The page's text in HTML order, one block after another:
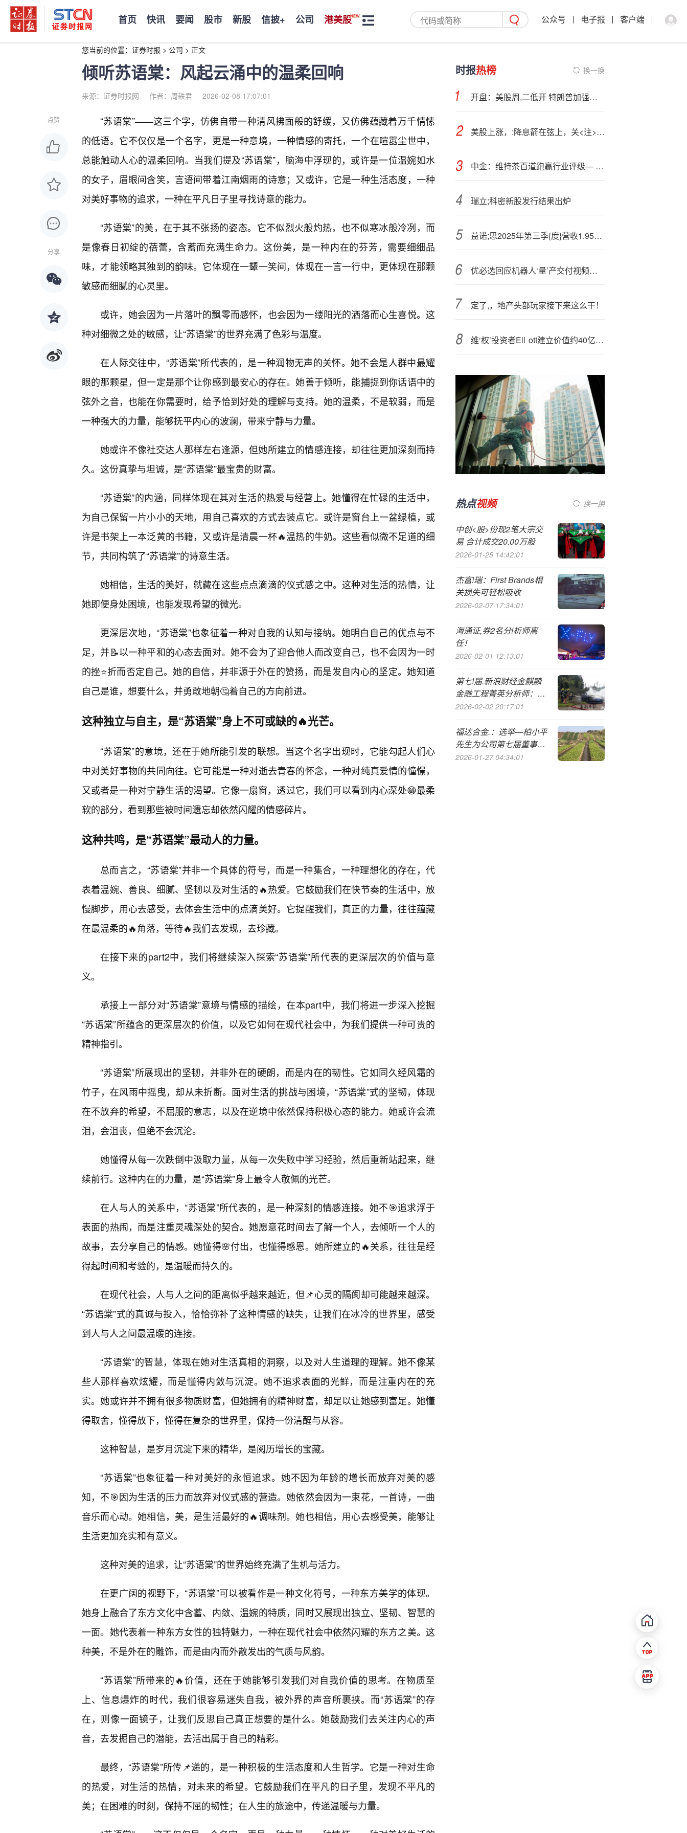
首页 快讯 要闻 股市 新股 信披+ 公司 港美股 公众号 电子报 客户端
您当前的位置： 证券时报 > 公司 > 正文
倾听苏语棠：风起云涌中的温柔回响
来源：证券时报网 作者：周轶君 2026-02-08 17:07:01
点赞
分享
“苏语棠”——这三个字，仿佛自带一种清风拂面般的舒缓，又仿佛蕴藏着万千情愫
的低语。它不仅仅是一个名字，更是一种意境，一种情感的寄托，一个在喧嚣尘世中，
总能触动人心的温柔回响。当我们提及“苏语棠”，脑海中浮现的，或许是一位温婉如水
的女子，眉眼间含笑，言语间带着江南烟雨的诗意；又或许，它是一种生活态度，一种
对美好事物的追求，一种在平凡日子里寻找诗意的能力。
“苏语棠”的美，在于其不张扬的姿态。它不似烈火般灼热，也不似寒冰般冷冽，而
是像春日初绽的蓓蕾，含蓄而充满生命力。这份美，是一种内在的芬芳，需要细细品
味，才能领略其独到的韵味。它体现在一颦一笑间，体现在一言一行中，更体现在那颗
敏感而细腻的心灵里。
或许，她会因为一片落叶的飘零而感怀，也会因为一缕阳光的洒落而心生喜悦。这
种对细微之处的敏感，让“苏语棠”的世界充满了色彩与温度。
在人际交往中，“苏语棠”所代表的，是一种润物无声的关怀。她不会是人群中最耀
眼的那颗星，但一定是那个让你感到最安心的存在。她善于倾听，能捕捉到你话语中的
弦外之音，也能在你需要时，给予恰到好处的理解与支持。她的温柔，不是软弱，而是
一种强大的力量，能够抚平内心的波澜，带来宁静与力量。
她或许不像社交达人那样左右逢源，但她所建立的情感连接，却往往更加深刻而持
久。这份真挚与坦诚，是“苏语棠”最宝贵的财富。
“苏语棠”的内涵，同样体现在其对生活的热爱与经营上。她懂得在忙碌的生活中，
为自己保留一片小小的天地，用自己喜欢的方式去装点它。或许是窗台上一盆绿植，或
许是书架上一本泛黄的书籍，又或许是清晨一杯🔥温热的牛奶。这些看似微不足道的细
节，共同构筑了“苏语棠”的诗意生活。
她相信，生活的美好，就藏在这些点点滴滴的仪式感之中。这种对生活的热情，让
她即便身处困境，也能发现希望的微光。
更深层次地，“苏语棠”也象征着一种对自我的认知与接纳。她明白自己的优点与不
足，并📝以一种平和的心态去面对。她不会为了迎合他人而改变自己，也不会因为一时
的挫⭐折而否定自己。她的自信，并非源于外在的赞扬，而是发自内心的坚定。她知道
自己是谁，想要什么，并勇敢地朝🤔着自己的方向前进。
这种独立与自主，是“苏语棠”身上不可或缺的🔥光芒。
“苏语棠”的意境，还在于她所能引发的联想。当这个名字出现时，它能勾起人们心
中对美好事物的共同向往。它可能是一种对逝去青春的怀念，一种对纯真爱情的憧憬，
又或者是一种对宁静生活的渴望。它像一扇窗，透过它，我们可以看到内心深处😁最柔
软的部分，看到那些被时间遗忘却依然闪耀的情感碎片。
这种共鸣，是“苏语棠”最动人的力量。
总而言之，“苏语棠”并非一个具体的符号，而是一种集合，一种理想化的存在，代
表着温婉、善良、细腻、坚韧以及对生活的🔥热爱。它鼓励我们在快节奏的生活中，放
慢脚步，用心去感受，去体会生活中的点滴美好。它提醒我们，真正的力量，往往蕴藏
在最温柔的🔥角落，等待🔥我们去发现，去珍藏。
在接下来的part2中，我们将继续深入探索“苏语棠”所代表的更深层次的价值与意
义。
承接上一部分对“苏语棠”意境与情感的描绘，在本part中，我们将进一步深入挖掘
“苏语棠”所蕴含的更深层次的价值，以及它如何在现代社会中，为我们提供一种可贵的
精神指引。
“苏语棠”所展现出的坚韧，并非外在的硬朗，而是内在的韧性。它如同久经风霜的
竹子，在风雨中摇曳，却从未折断。面对生活的挑战与困境，“苏语棠”式的坚韧，体现
在不放弃的希望，不屈服的意志，以及在逆境中依然保持积极心态的能力。她或许会流
泪，会沮丧，但绝不会沉沦。
她懂得从每一次跌倒中汲取力量，从每一次失败中学习经验，然后重新站起来，继
续前行。这种内在的力量，是“苏语棠”身上最令人敬佩的光芒。
在人与人的关系中，“苏语棠”所代表的，是一种深刻的情感连接。她不🎯追求浮于
表面的热闹，而是注重灵魂深处的契合。她愿意花时间去了解一个人，去倾听一个人的
故事，去分享自己的情感。她懂得🌸付出，也懂得感恩。她所建立的🔥关系，往往是经
得起时间和考验的，是温暖而持久的。
在现代社会，人与人之间的距离似乎越来越近，但📌心灵的隔阂却可能越来越深。
“苏语棠”式的真诚与投入，恰恰弥补了这种情感的缺失，让我们在冰冷的世界里，感受
到人与人之间最温暖的连接。
“苏语棠”的智慧，体现在她对生活真相的洞察，以及对人生道理的理解。她不像某
些人那样喜欢炫耀，而是懂得内敛与沉淀。她不追求表面的光鲜，而是注重内在的充
实。她或许并不拥有很多物质财富，但她拥有的精神财富，却足以让她感到富足。她懂
得取舍，懂得放下，懂得在复杂的世界里，保持一份清醒与从容。
这种智慧，是岁月沉淀下来的精华，是阅历增长的宝藏。
“苏语棠”也象征着一种对美好的永恒追求。她不因为年龄的增长而放弃对美的感
知，不🎯因为生活的压力而放弃对仪式感的营造。她依然会因为一束花，一首诗，一曲
音乐而心动。她相信，美，是生活最好的🔥调味剂。她也相信，用心去感受美，能够让
生活更加充实和有意义。
这种对美的追求，让“苏语棠”的世界始终充满了生机与活力。
在更广阔的视野下，“苏语棠”可以被看作是一种文化符号，一种东方美学的体现。
她身上融合了东方文化中含蓄、内敛、温婉的特质，同时又展现出独立、坚韧、智慧的
一面。她代表着一种东方女性的独特魅力，一种在现代社会中依然闪耀的东方之美。这
种美，不是外在的雕饰，而是由内而外散发出的气质与风韵。
“苏语棠”所带来的🔥价值，还在于她能够引发我们对自我价值的思考。在物质至
上、信息爆炸的时代，我们很容易迷失自我，被外界的声音所裹挟。而“苏语棠”的存
在，则像一面镜子，让我们反思自己真正想要的是什么。她鼓励我们去关注内心的声
音，去发掘自己的潜能，去活出属于自己的精彩。
最终，“苏语棠”所传📌递的，是一种积极的生活态度和人生哲学。它是一种对生命
的热爱，对生活的热情，对未来的希望。它鼓励我们在平凡的日子里，发现不平凡的
美；在困难的时刻，保持不屈的韧性；在人生的旅途中，传递温暖与力量。
时报热榜 换一换
开盘：美股周,二低开 特朗普加强攻击美联储独立性
美股上涨，:降息箭在弦上，关<注>9月FOMC会议
中金：维持茶百道跑赢行业评级— 目标价12:港元
瑞立;科密新股发行结果出炉
益诺;思2025年第三季{度}营收1.95亿元 环比增17.71%
优必选回应机器人‘量’产交付视频特效质疑：已发布一镜到底视频
定了,，地产头部玩家接下来这么干！
维‘权’投资者Ell ott建立价值约40亿美元百事公司股份 寻求推动变革
热点视频 换一换
中创<股>份现2笔大宗交
易 合计成交20.00万股
2026-01-25 14:42:01
杰富!瑞：First Brands相
关损失可轻松吸收
2026-02-07 17:34:01
海通证,券2名分!析师离
任！
2026-02-01 12:13:01
第七!届.新浪财经金麒麟
金融工程菁英分析师：第
一名中信建投证券
2026-02-02 20:17:01
福达合金.：选举—柏小平
先生为公司第七届董事会
职工董事
2026-01-27 04:34:01